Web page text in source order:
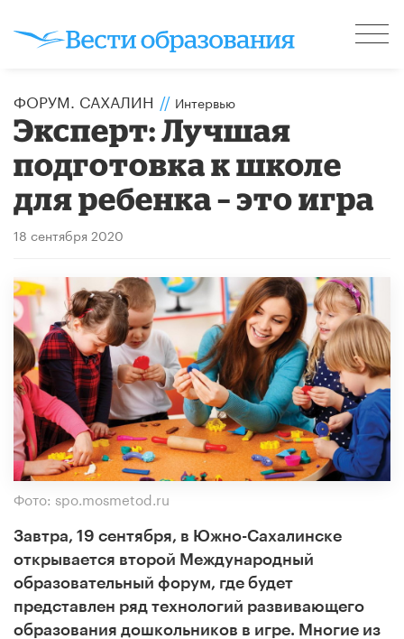
ФОРУМ. САХАЛИН // Интервью
Эксперт: Лучшая
подготовка к школе
для ребенка – это игра
18 сентября 2020
Фото: spo.mosmetod.ru
Завтра, 19 сентября, в Южно-Сахалинске
открывается второй Международный
образовательный форум, где будет
представлен ряд технологий развивающего
образования дошкольников в игре. Многие из